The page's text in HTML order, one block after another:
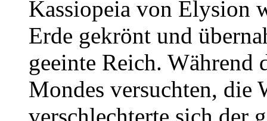
Kassiopeia von Elysion
Erde gekrönt und
geeinte Reich. Während
Mondes versuchten, die